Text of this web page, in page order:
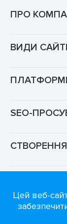
Цей веб-
ПРО
ВИДИ
SEO-
СТВОРЕННЯ
© 2016-